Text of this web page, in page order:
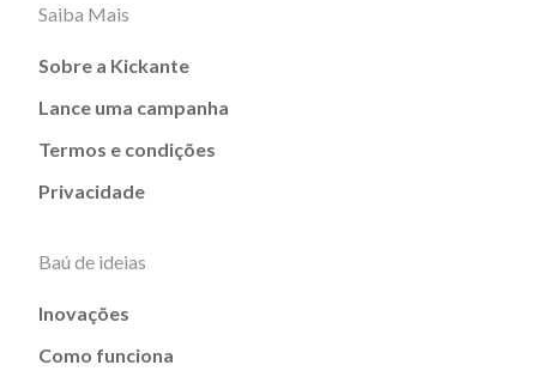
Saiba Mais
Sobre a Kickante
Lance uma campanha
Termos e condições
Privacidade
Baú de ideias
Inovações
Como funciona